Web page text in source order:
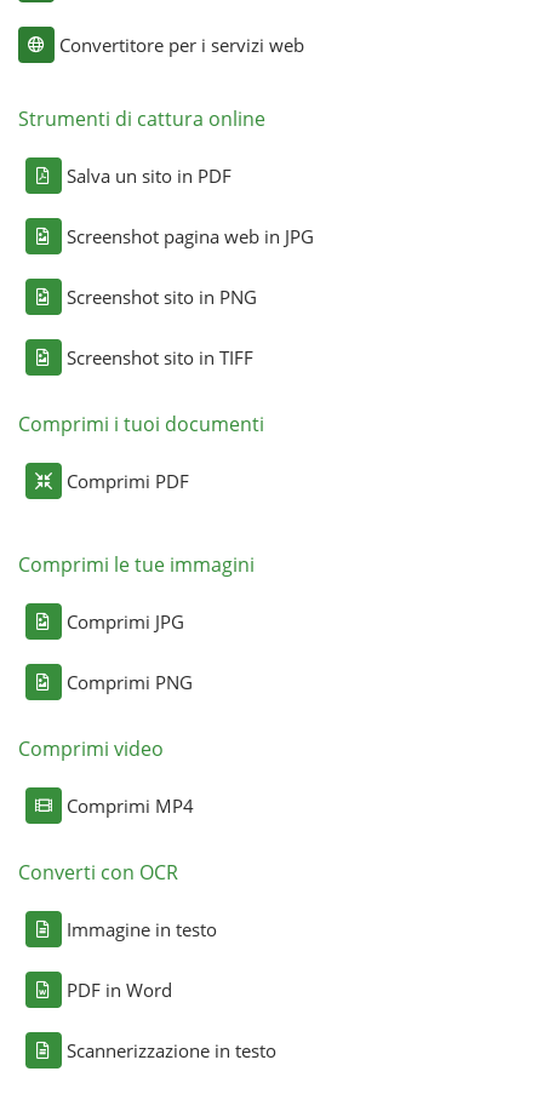
Convertitore per i servizi web
Strumenti di cattura online
Salva un sito in PDF
Screenshot pagina web in JPG
Screenshot sito in PNG
Screenshot sito in TIFF
Comprimi i tuoi documenti
Comprimi PDF
Comprimi le tue immagini
Comprimi JPG
Comprimi PNG
Comprimi video
Comprimi MP4
Converti con OCR
Immagine in testo
PDF in Word
Scannerizzazione in testo